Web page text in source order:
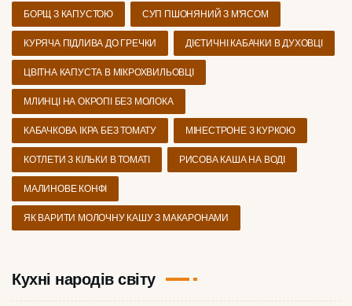
БОРЩ З КАПУСТОЮ СУП ПШОНЯНИЙ З М'ЯСОМ
КУРЯЧА ПІДЛИВА ДО ГРЕЧКИ ДІЄТИЧНІ КАБАЧКИ В ДУХОВЦІ
ЦВІТНА КАПУСТА В МІКРОХВИЛЬОВЦІ
МЛИНЦІ НА ОКРОПІ БЕЗ МОЛОКА
КАБАЧКОВА ІКРА БЕЗ ТОМАТУ МІНЕСТРОНЕ З КУРКОЮ
КОТЛЕТИ З КІЛЬКИ В ТОМАТІ РИСОВА КАША НА ВОДІ
МАЛИНОВЕ КОНФІ
ЯК ВАРИТИ МОЛОЧНУ КАШУ З МАКАРОНАМИ
Кухні народів світу